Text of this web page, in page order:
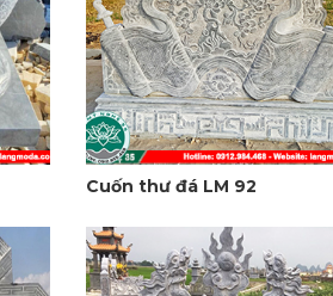
Cuốn thư đá LM 92